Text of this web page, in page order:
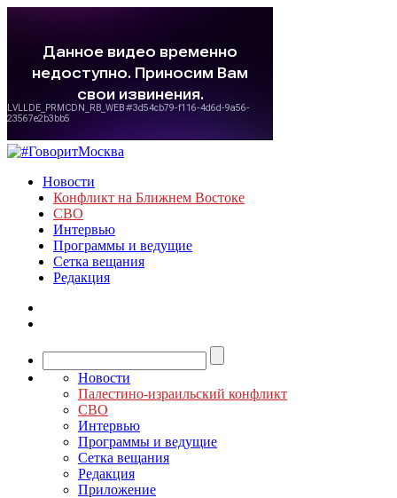
Новости
Конфликт на Ближнем Востоке
СВО
Интервью
Программы и ведущие
Сетка вещания
Редакция
Новости
Палестино-израильский конфликт
СВО
Интервью
Программы и ведущие
Сетка вещания
Редакция
Приложение